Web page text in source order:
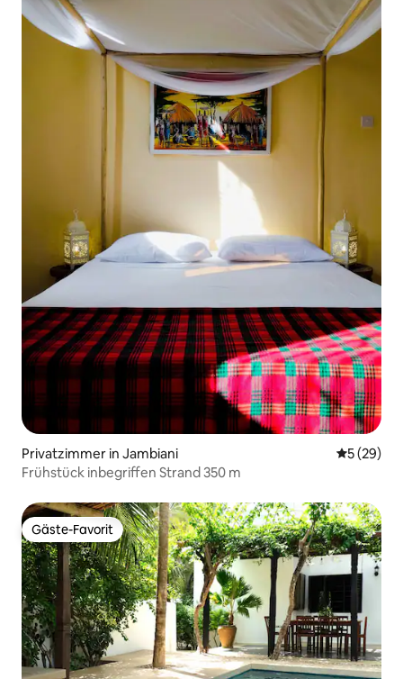
Privatzimmer in Jambiani
5 (29)
Frühstück inbegriffen Strand 350 m
Gäste-Favorit
Gäste-Favorit